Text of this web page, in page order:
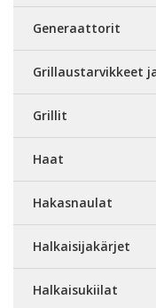
Generaattorit
Grillaustarvikkeet
Grillit
Haat
Hakasnaulat
Halkaisijakärjet
Halkaisukiilat